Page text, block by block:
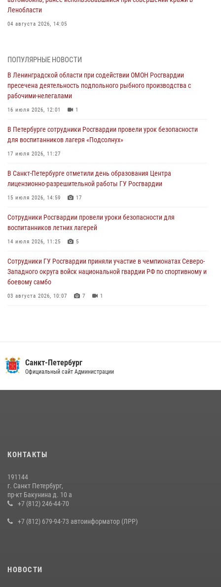
Ленобласти
04 августа 2026, 14:05
также оказали доврачебную помощь пострадавшим
03 августа 2026, 14:15 3 1
Росгвардейцы приняли участие в Большом семейном фестивале
03 августа 2026, 13:26
В Ленинградской области сотрудники Росгвардии обнаружили
пропавшего мальчика с нарушением слуха и помогли ему вернуться
домой
В Санкт-Петербурге при содействии СОБР Росгвардии задержаны
подозреваемые в мошеннических действиях
Сотрудники ГУ Росгвардии приняли участие в чемпионатах Северо-
Западного округа войск национальной гвардии РФ по спортивному и
03 августа 2026, 10:07 7 1
ПОПУЛЯРНЫЕ НОВОСТИ
В Ленинградской области при содействии ОМОН Росгвардии
пресечена деятельность подпольного рыбного производства с
рабочими-нелегалами
16 июля 2026, 12:01 1
В Петербурге сотрудники Росгвардии провели урок безопасности
для воспитанников лагеря «Подсолнух»
17 июля 2026, 11:27
В Санкт-Петербурге отметили день образования Центра
лицензионно-разрешительной работы ГУ Росгвардии
15 июля 2026, 14:59 17
Сотрудники Росгвардии провели уроки безопасности для
воспитанников летних лагерей
14 июля 2026, 11:25 5
Сотрудники ГУ Росгвардии приняли участие в чемпионатах Северо-
Западного округа войск национальной гвардии РФ по спортивному и
боевому самбо
03 августа 2026, 10:07 7 1
В Красногвардейском районе росгвардейцы задержали хулигана,
угрожавшего мужчине пневматическим пистолетом
на III Международном петербургском цифровом форуме
В Ленобласти сотрудники Росгвардии провели встречу с
воспитанниками детского клуба «Умные каникулы»
Санкт-Петербург
Официальный сайт Администрации
КОНТАКТЫ
191144
г. Санкт Петербург,
пр-кт Бакунина д. 10 а
+7 (812) 246-44-70
+7 (812) 679-94-73 автоинформатор (ЛРР)
НОВОСТИ